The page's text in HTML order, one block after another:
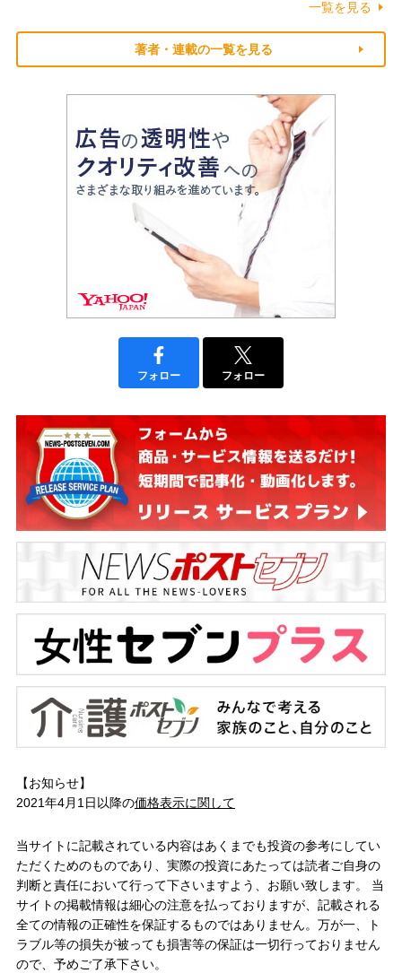
一覧を見る
著者・連載の一覧を見る
フォロー フォロー
【お知らせ】
2021年4月1日以降の価格表示に関して
当サイトに記載されている内容はあくまでも投資の参考にしてい
ただくためのものであり、実際の投資にあたっては読者ご自身の
判断と責任において行って下さいますよう、お願い致します。 当
サイトの掲載情報は細心の注意を払っておりますが、記載される
全ての情報の正確性を保証するものではありません。万が一、ト
ラブル等の損失が被っても損害等の保証は一切行っておりません
ので、予めご了承下さい。